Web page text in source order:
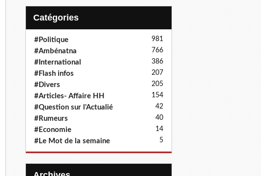
Catégories
#Politique 981
#Ambénatna 766
#International 386
#Flash infos 207
#Divers 205
#Articles- Affaire HH 154
#Question sur l'Actualié 42
#Rumeurs 40
#Economie 14
#Le Mot de la semaine 5